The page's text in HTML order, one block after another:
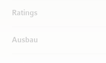
Ratings
Ausbau